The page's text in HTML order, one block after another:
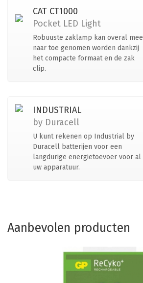
CAT CT1000
Pocket LED Light
Robuuste zaklamp kan overal mee
naar toe genomen worden dankzij
het compacte formaat en de zak
clip.
INDUSTRIAL
by Duracell
U kunt rekenen op Industrial by
Duracell batterijen voor een
langdurige energietoevoer voor al
uw apparatuur.
Aanbevolen producten